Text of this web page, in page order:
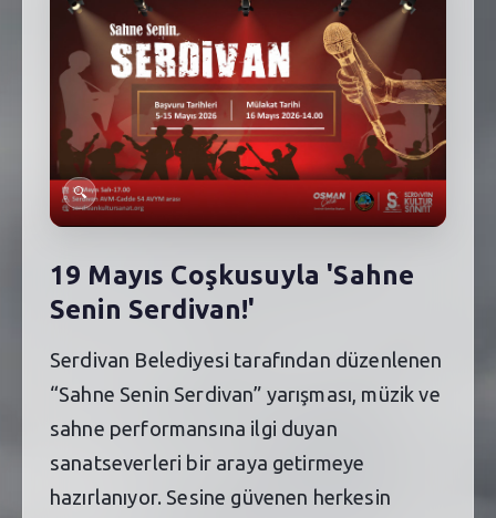
🔍
19 Mayıs Coşkusuyla 'Sahne
Senin Serdivan!'
Serdivan Belediyesi tarafından düzenlenen
“Sahne Senin Serdivan” yarışması, müzik ve
sahne performansına ilgi duyan
sanatseverleri bir araya getirmeye
hazırlanıyor. Sesine güvenen herkesin
SEBİK
E NÖBETÇI ECZANELER
SABSIS - AFET
TRAFIKPARK
PAZAR YERLERI
ATIK YÖNETIM
PLANETARYUM